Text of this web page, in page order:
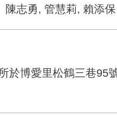
陳志勇, 管慧莉, 賴添保
於博愛里松鶴三巷95